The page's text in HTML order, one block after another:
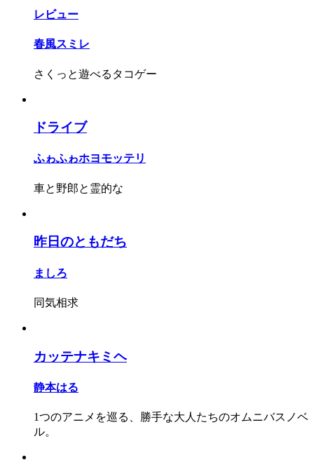
レビュー
春風スミレ
さくっと遊べるタコゲー
ドライブ
ふゎふゎホヨモッテリ
車と野郎と霊的な
昨日のともだち
ましろ
同気相求
カッテナキミヘ
静本はる
1つのアニメを巡る、勝手な大人たちのオムニバスノベ
ル。